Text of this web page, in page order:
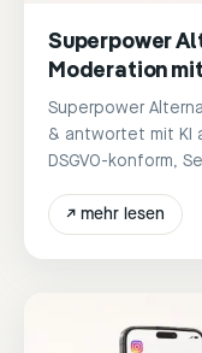
Superpower
Moderation
Superpower
& antwortet mit KI
DSGVO-konform,
↗ mehr lesen